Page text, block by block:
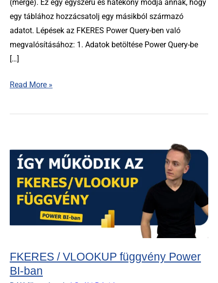
(merge). Ez egy egyszerű és hatékony módja annak, hogy
egy táblához hozzácsatolj egy másikból származó
adatot. Lépések az FKERES Power Query-ben való
megvalósításához: 1. Adatok betöltése Power Query-be
[…]
Read More »
FKERES / VLOOKUP függvény Power
BI-ban
VLOOKUP
függvény
Power
ban